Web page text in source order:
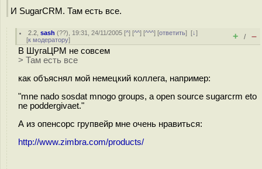
И SugarCRM. Там есть все.
2.2 ,sash (??), 19:31, 24/11/2005 [^] [^^] [^^^] [ответить][↓]
[к модератору] + / –
В ШугаЦРМ не совсем
> Там есть все
как объяснял мой немецкий коллега, например:
"mne nado sosdat mnogo groups, a open source sugarcrm eto
ne poddergivaet."
А из опенсорс групвейр мне очень нравиться:
http://www.zimbra.com/products/